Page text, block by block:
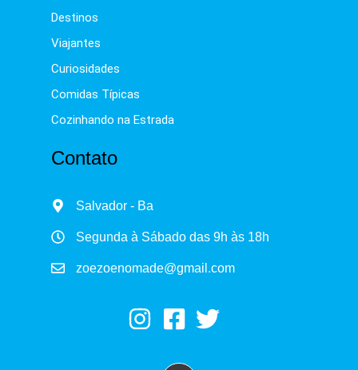
Destinos
Viajantes
Curiosidades
Comidas Típicas
Cozinhando na Estrada
Contato
Salvador - Ba
Segunda à Sábado das 9h às 18h
zoezoenomade@gmail.com